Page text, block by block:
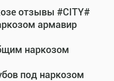
отзывы #CITY#
армавир
наркозом
под наркозом